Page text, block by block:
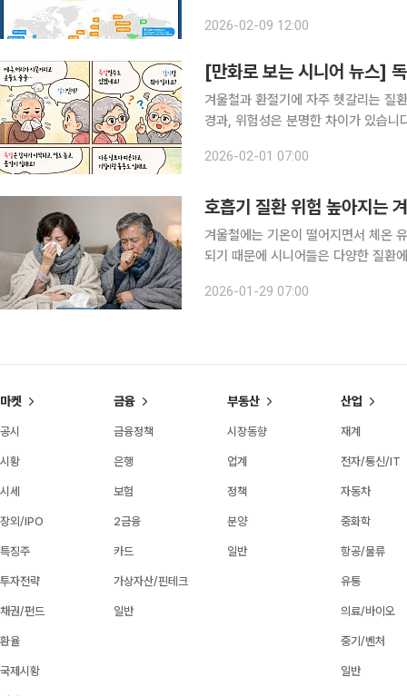
2026-02-09 12:00
[만화로 보는 시니어 뉴스]
겨울철과 환절기에 자주 헷갈리는 질
경과, 위험성은 분명한 차이가 있습니다. 국가건강정보포털에 따르면 먼저 독감(인플루엔자)
두통, 전신통, 근육통이 심하게 나타
2026-02-01 07:00
호흡기 질환 위험 높아지는
겨울철에는 기온이 떨어지면서 체온
되기 때문에 시니어들은 다양한 질환
발표한 의원급 표본감시 결과에 따르
2026-01-29 07:00
마켓
공시
시황
시세
장외/IPO
특징주
투자전략
채권/펀드
환율
국제시황
금융
금융정책
은행
보험
2금융
카드
가상자산/핀테크
일반
부동산
시장동향
업계
정책
분양
일반
산업
재계
전자/통신/IT
자동차
중화학
항공/물류
유통
의료/바이오
중기/벤처
일반